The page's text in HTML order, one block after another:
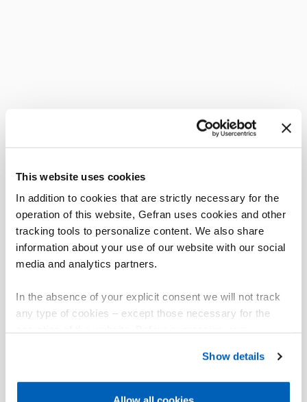
This website uses cookies
In addition to cookies that are strictly necessary for the
operation of this website, Gefran uses cookies and other
tracking tools to personalize content. We also share
information about your use of our website with our social
media and analytics partners.
In the absence of your explicit consent we will not track
any type of cookies – except those necessary for the
Gefran - Cookie
policy.
Show details